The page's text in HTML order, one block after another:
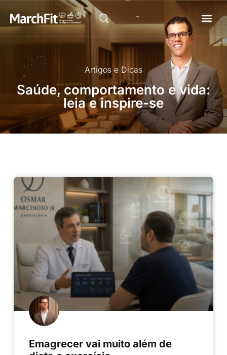
Artigos e Dicas
Saúde, comportamento e vida:
leia e inspire-se
Emagrecer vai muito além de